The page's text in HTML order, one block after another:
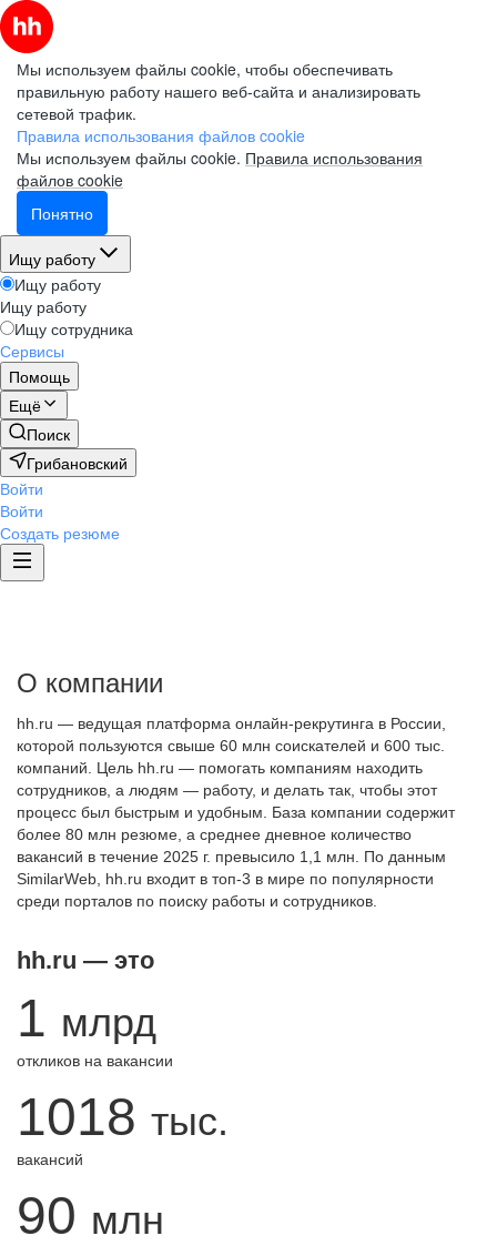
Мы используем файлы cookie, чтобы обеспечивать
правильную работу нашего веб-сайта и анализировать
сетевой трафик.
Правила использования файлов cookie
Мы используем файлы cookie. Правила использования
файлов cookie
Понятно
Ищу работу
Ищу работу
Ищу работу
Ищу сотрудника
Сервисы
Помощь
Ещё
Поиск
Грибановский
Войти
Войти
Создать резюме
О компании
hh.ru — ведущая платформа онлайн-рекрутинга в России,
которой пользуются свыше 60 млн соискателей и 600 тыс.
компаний. Цель hh.ru — помогать компаниям находить
сотрудников, а людям — работу, и делать так, чтобы этот
процесс был быстрым и удобным. База компании содержит
более 80 млн резюме, а среднее дневное количество
вакансий в течение 2025 г. превысило 1,1 млн. По данным
SimilarWeb, hh.ru входит в топ-3 в мире по популярности
среди порталов по поиску работы и сотрудников.
hh.ru — это
1 млрд
откликов на вакансии
1018 тыс.
вакансий
90 млн